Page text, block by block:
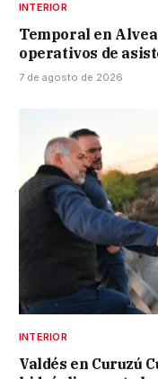
INTERIOR
Temporal en
operativos de
7 de agosto de 2026
INTERIOR
Valdés en Curuzú